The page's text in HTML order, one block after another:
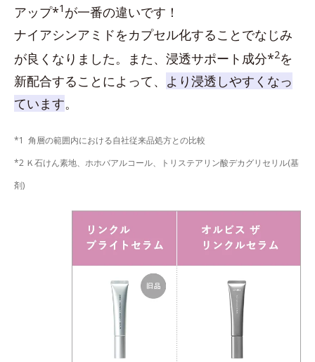
アップ*1 が一番の違いです！
ナイアシンアミドをカプセル化することでなじみ
が良くなりました。また、浸透サポート成分*2を
新配合することによって、 より浸透しやすくなっ
ています。
*1 角層の範囲内における自社従来品処方との比較
*2 Ｋ石けん素地、ホホバアルコール、トリステアリン酸デカグリセリル(基
剤)